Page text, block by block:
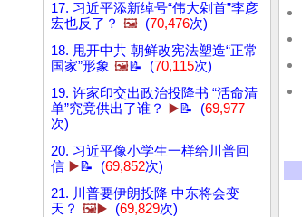
17. 习近平添新绰号“伟大剁首”李彦
宏也反了？ 🖼️ (70,476次)
18. 甩开中共 朝鲜改宪法塑造“正常
国家”形象 🖼️📝 (70,115次)
19. 许家印交出政治投降书 “活命清
单”究竟供出了谁？
▶️📝 (69,977
次)
20. 习近平像小学生一样给川普回
信 ▶️📝 (69,852次)
21. 川普要伊朗投降 中东将会变
天？ 🖼️▶️ (69,829次)